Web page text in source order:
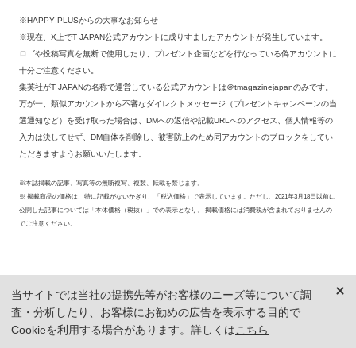
※HAPPY PLUSからの大事なお知らせ
※現在、X上でT JAPAN公式アカウントに成りすましたアカウントが発生しています。
ロゴや投稿写真を無断で使用したり、プレゼント企画などを行なっている偽アカウントに
十分ご注意ください。
集英社がT JAPANの名称で運営している公式アカウントは＠tmagazinejapanのみです。
万が一、類似アカウントから不審なダイレクトメッセージ（プレゼントキャンペーンの当
選通知など）を受け取った場合は、DMへの返信や記載URLへのアクセス、個人情報等の
入力は決してせず、DM自体を削除し、被害防止のため同アカウントのブロックをしてい
ただきますようお願いいたします。
※本誌掲載の記事、写真等の無断複写、複製、転載を禁じます。
※ 掲載商品の価格は、特に記載がないかぎり、「税込価格」で表示しています。ただし、2021年3月18日以前に
公開した記事については「本体価格（税抜）」での表示となり、 掲載価格には消費税が含まれておりませんの
でご注意ください。
当サイトでは当社の提携先等がお客様のニーズ等について調
査・分析したり、お客様にお勧めの広告を表示する目的で
Cookieを利用する場合があります。詳しくはこちら